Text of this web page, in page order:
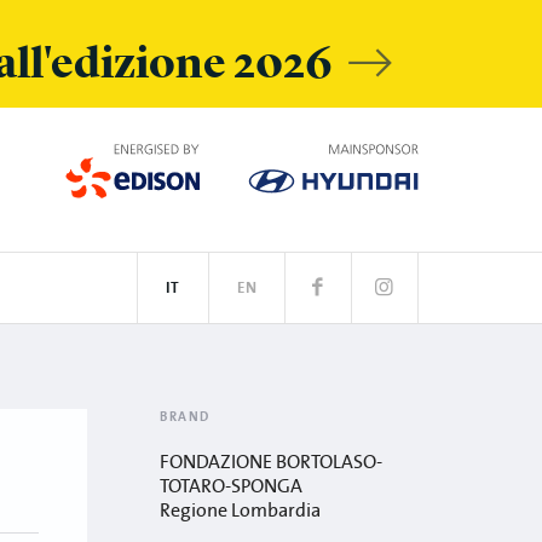
2026
EN
IT
BRAND
FONDAZIONE BORTOLASO-
TOTARO-SPONGA
Regione Lombardia